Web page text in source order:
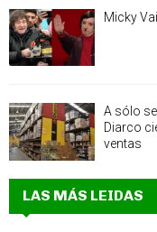
Micky
A sólo
Diarco
ventas
LAS MÁS LEIDAS